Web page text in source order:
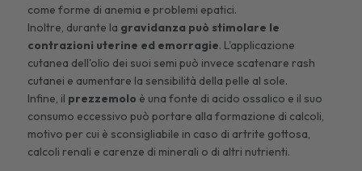
come forme di anemia e problemi epatici.
Inoltre, durante la gravidanza può stimolare le
contrazioni uterine ed emorragie. L'applicazione
cutanea dell'olio dei suoi semi può invece scatenare rash
cutanei e aumentare la sensibilità della pelle al sole.
Infine, il prezzemolo è una fonte di acido ossalico e il suo
consumo eccessivo può portare alla formazione di calcoli,
motivo per cui è sconsigliabile in caso di artrite gottosa,
calcoli renali e carenze di minerali o di altri nutrienti.